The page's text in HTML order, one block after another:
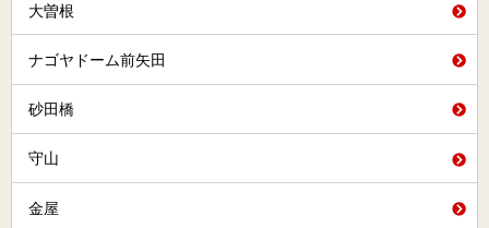
大曽根
ナゴヤドーム前矢田
砂田橋
守山
金屋